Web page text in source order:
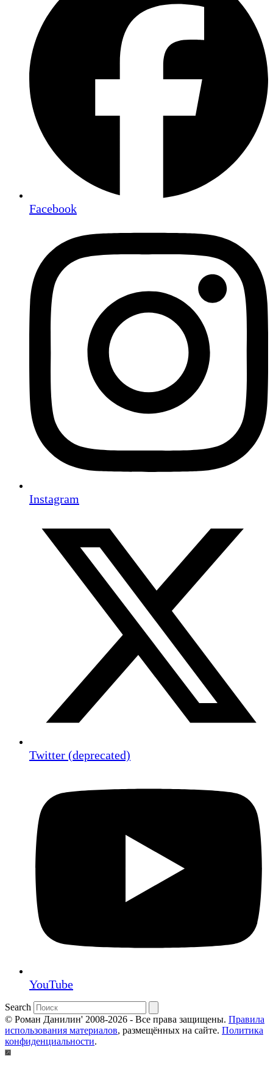
Facebook
Instagram
Twitter (deprecated)
YouTube
Search
© Роман Данилин' 2008-2026 - Все права защищены. Правила
использования материалов, размещённых на сайте. Политика
конфиденциальности.